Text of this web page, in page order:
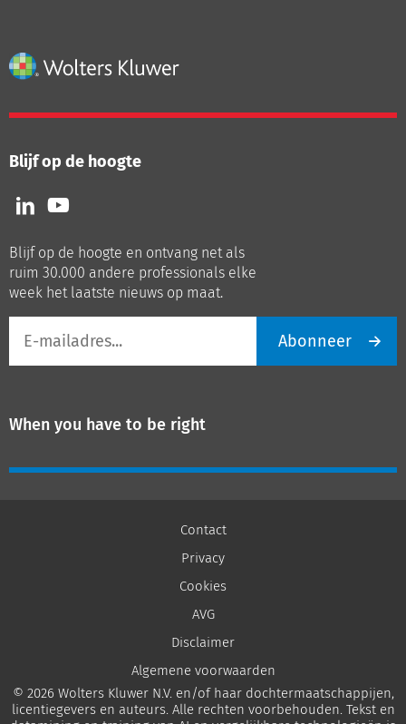
Blijf op de hoogte
Volg
ons
LinkedIn
Volg
ons
Youtube
Blijf op de hoogte en ontvang net als
ruim 30.000 andere professionals elke
week het laatste nieuws op maat.
mailadres
Abonneer
When you have to be right
Contact
Privacy
Cookies
AVG
Disclaimer
Algemene voorwaarden
© 2026 Wolters Kluwer N.V. en/of haar dochtermaatschappijen,
licentiegevers en auteurs. Alle rechten voorbehouden. Tekst en